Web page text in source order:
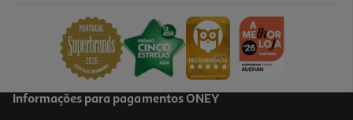
Informações para pagamentos ONEY